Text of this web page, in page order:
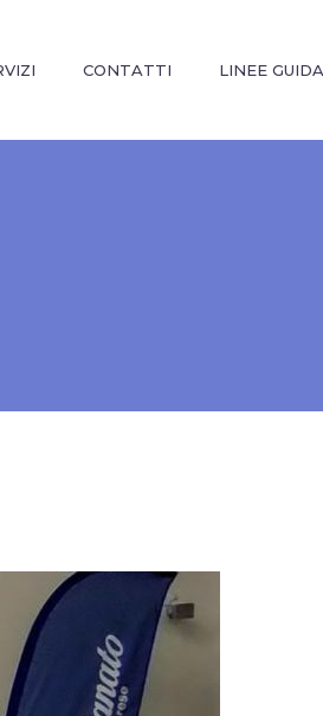
CONTATTI LINEE GUIDA